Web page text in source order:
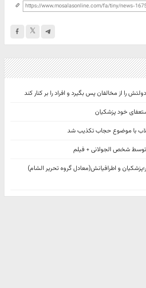
را از مخالفان پس بگیرد و افراد را بر کنار کند
خود پزشکیان
با موضوع حجاب تکذیب شد
شخص الجولانی + فیلم
و اطرافیانش(معادل گروه تحریر الشام)